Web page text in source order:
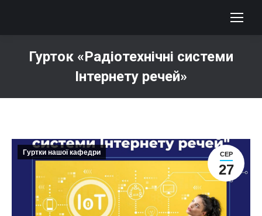
Гурток «Радіотехнічні системи
Інтернету речей»
СЕР
27
Гуртки нашої кафедри